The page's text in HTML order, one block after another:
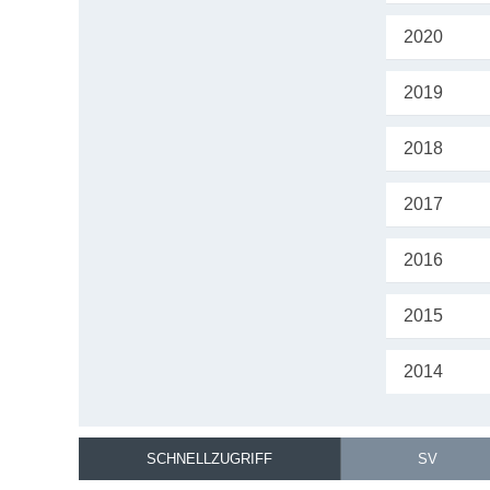
2020
2019
2018
2017
2016
2015
2014
SCHNELLZUGRIFF SV